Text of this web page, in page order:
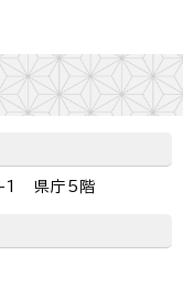
1 県庁5階